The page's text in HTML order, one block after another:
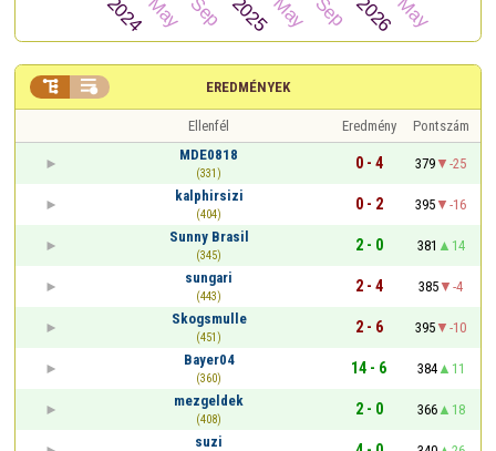
EREDMÉNYEK
 
Ellenfél Eredmény
Pontszám
MDE0818
(331)
0 - 4 379
-25
kalphirsizi
(404)
0 - 2 395
-16
Sunny Brasil
(345)
2 - 0 381
14
sungari
(443)
2 - 4 385
-4
Skogsmulle
(451)
2 - 6 395
-10
Bayer04
(360)
14 - 6 384
11
mezgeldek
(408)
2 - 0 366
18
suzi